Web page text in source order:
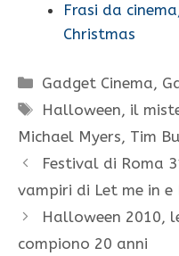
Frasi da
Christmas
Categorie
Gadget Cinema,
Tag
Halloween, il
Michael Myers, Tim
Festival di Roma
vampiri di Let me in e
Halloween 2010,
compiono 20 anni